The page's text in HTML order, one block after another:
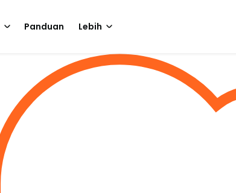
Panduan Lebih